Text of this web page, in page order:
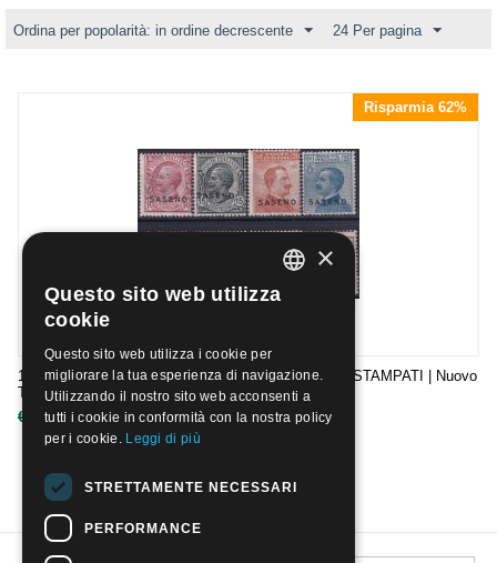
Ordina per popolarità: in ordine decrescente 24 Per pagina
Risparmia 62%
1923 - SASENO - FRANCOBOLLI D'ITALIA SOPRASTAMPATI | Nuovo
TL
€
600.00 €230.00
ITALIAN
×
Questo sito web utilizza
cookie
Questo sito web utilizza i cookie per
migliorare la tua esperienza di navigazione.
Utilizzando il nostro sito web acconsenti a
tutti i cookie in conformità con la nostra policy
per i cookie. Leggi di più
STRETTAMENTE NECESSARI
PERFORMANCE